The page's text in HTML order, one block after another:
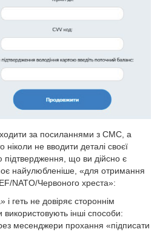
за посиланнями з СМС, а
не вводити деталі своєї
підтвердження, що ви дійсно є
найулюбленіше, «для отримання
NATO/Червоного хреста»:
геть не довіряє стороннім
інші способи:
месенджери прохання «підписати